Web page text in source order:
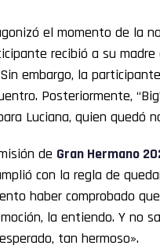
el momento de la
recibió a su
embargo, la
Posteriormente,
Luciana, quien quedó
de Gran Hermano
con la regla de
haber comprobado
la entiendo. Y no
tan hermoso».